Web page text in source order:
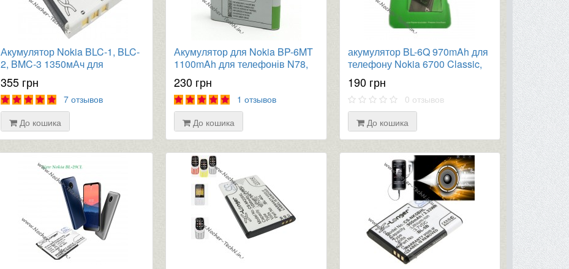
Акумулятор Nokia BLC-1, BLC-
2, BMC-3 1350мАч для
телефону 3310, 6650, 1261,
5510, 3410
355 грн
7 отзывов
До кошика
Акумулятор для Nokia BP-6MT
1100mAh для телефонів N78,
E51, 6110, 6500, 6720 classic
(bl-6MT)
230 грн
1 отзывов
До кошика
акумулятор BL-6Q 970mAh для
телефону Nokia 6700 Classic,
6700 Illuvial, CameronSino,
Grand Premium
190 грн
0 отзывов
До кошика